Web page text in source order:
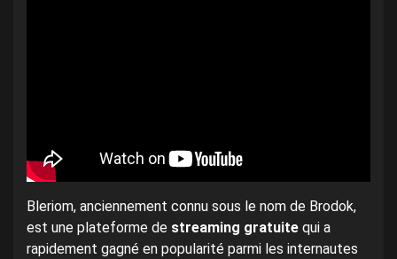
Bleriom, anciennement connu sous le nom de Brodok,
est une plateforme de streaming gratuite qui a
rapidement gagné en popularité parmi les internautes